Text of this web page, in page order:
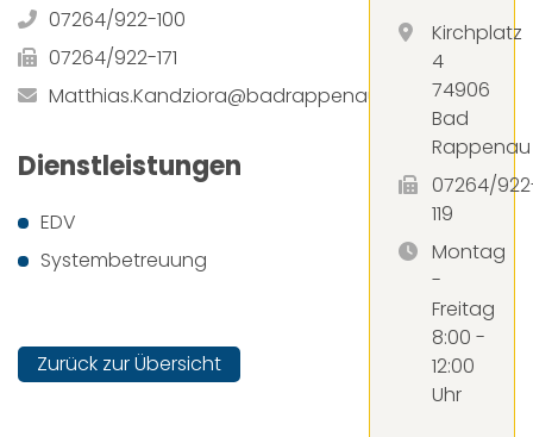
07264/922-100
07264/922-171
Matthias.Kandziora@badrappenau.de
Dienstleistungen
EDV
Systembetreuung
Zurück zur Übersicht
Kirchplatz
4
74906
Bad
Rappenau
07264/
119
Montag
-
Freitag
8:00 -
12:00
Uhr